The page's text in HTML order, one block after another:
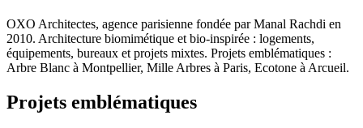
OXO Architectes, agence parisienne fondée par Manal Rachdi en
2010. Architecture biomimétique et bio-inspirée : logements,
équipements, bureaux et projets mixtes. Projets emblématiques :
Arbre Blanc à Montpellier, Mille Arbres à Paris, Ecotone à Arcueil.
Projets emblématiques